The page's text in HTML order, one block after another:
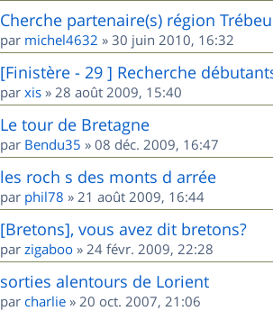
Cherche partenaire(s) région
par michel4632 » 30 juin 2010, 16:32
[Finistère - 29 ] Recherche
par xis » 28 août 2009, 15:40
Le tour de Bretagne
par Bendu35 » 08 déc. 2009, 16:47
les roch s des monts d arrée
par phil78 » 21 août 2009, 16:44
[Bretons], vous avez dit bretons?
par zigaboo » 24 févr. 2009, 22:28
sorties alentours de Lorient
par charlie » 20 oct. 2007, 21:06